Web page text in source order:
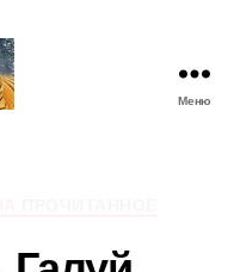
Меню